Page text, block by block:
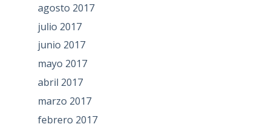
agosto 2017
julio 2017
junio 2017
mayo 2017
abril 2017
marzo 2017
febrero 2017